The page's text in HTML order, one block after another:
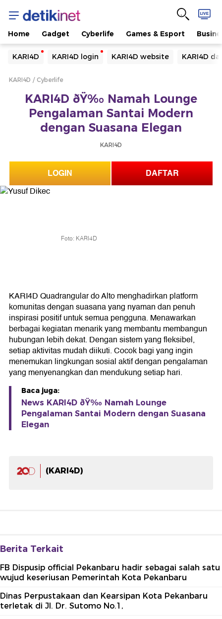
Home Gadget Cyberlife Games & Esport
KARI4D KARI4D login KARI4D website KARI4D
Yang sedang ramai dicari
Loading...
Terakhir yang dicari
Loading...
KARI4D Cyberlife
KARI4D ðŸ‰ Namah Lounge
Pengalaman Santai Modern
dengan Suasana Elegan
KARI4D
LOGIN DAFTAR
Foto: KARI4D
KARI4D Quadrangular do Alto menghadirkan platform
komunitas dengan suasana yang nyaman dan penuh
inspirasi positif untuk semua pengguna. Menawarkan
berbagai kegiatan menarik yang membantu membangun
hubungan lebih dekat. Dengan sistem yang fleksibel,
setiap aktivitas mudah diikuti. Cocok bagi yang ingin
menemukan lingkungan sosial aktif dengan pengalaman
yang menyenangkan dan mendukung setiap hari.
Baca juga:
News KARI4D ðŸ‰ Namah Lounge
Pengalaman Santai Modern dengan Suasana
Elegan
(KARI4D)
Berita Terkait
FB Dispusip official Pekanbaru hadir sebagai salah satu
wujud keseriusan Pemerintah Kota Pekanbaru
Dinas Perpustakaan dan Kearsipan Kota Pekanbaru
terletak di Jl. Dr. Sutomo No.1,